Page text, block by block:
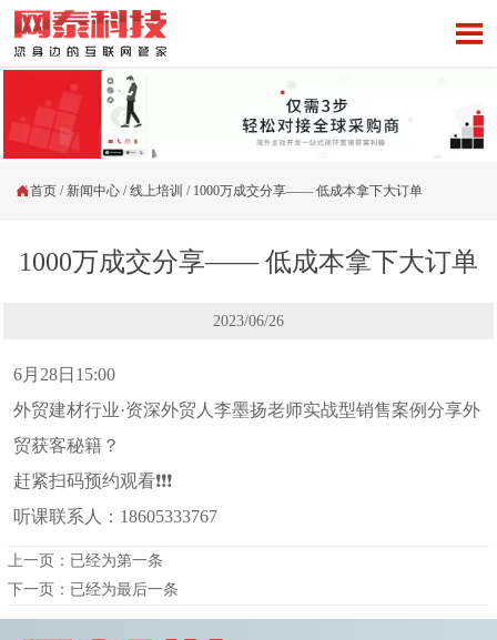

首页 / 新闻中心 /线上培训 / 1000万成交分享—— 低成本拿下大订单
1000万成交分享—— 低成本拿下大订单
2023/06/26
6月28日15:00
外贸建材行业·资深外贸人李墨扬老师实战型销售案例分享外
贸获客秘籍？
赶紧扫码预约观看❗❗❗
听课联系人：18605333767
上一页：已经为第一条
下一页：已经为最后一条